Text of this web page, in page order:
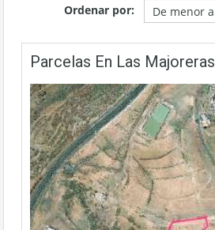
Ordenar por:
Parcelas En Las Majoreras